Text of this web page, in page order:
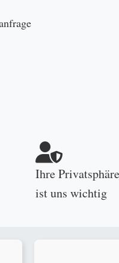
Ihre Privatsphäre
ist uns wichtig